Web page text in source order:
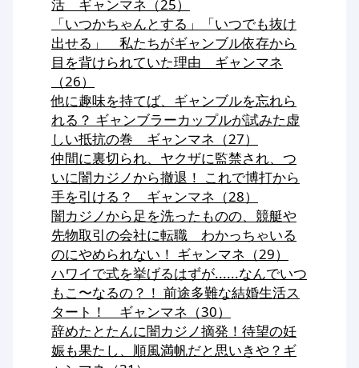
活 ギャンマネ（25）
「いつかちゃんとする」「いつでも抜け
出せる」 私たちがギャンブル依存から
目を背けられていた理由 ギャンマネ
（26）
他に趣味を持てば、ギャンブルを忘れら
れる？ ギャンブラーカップルが試みた虚
しい抵抗の巻 ギャンマネ（27）
仲間に裏切られ、ヤクザに監禁され、つ
いに闇カジノから撤退！ これで博打から
手を引ける？ ギャンマネ（28）
闇カジノから足を洗ったものの、競艇や
先物取引の会社に転職 わかっちゃいる
のにやめられない！ ギャンマネ（29）
ハワイで式を挙げるはずが......なんでいつ
もこ〜なるの？！ 前途多難な結婚生活ス
タート！ ギャンマネ（30）
辞めたとたんに闇カジノ摘発！待望の妊
娠も果たし、順風満帆だと思いきや？ギ